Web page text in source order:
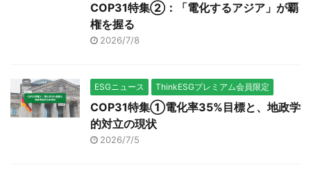
COP31特集②：「電化するアジア」が覇
権を握る
2026/7/8
ESGニュース ThinkESGプレミアム会員限定
COP31特集①電化率35%目標と、地政学
的対立の現状
2026/7/5